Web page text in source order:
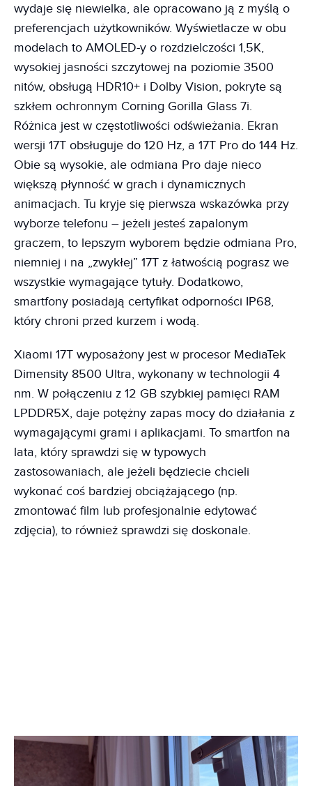
wydaje się niewielka, ale opracowano ją z myślą o
preferencjach użytkowników. Wyświetlacze w obu
modelach to AMOLED-y o rozdzielczości 1,5K,
wysokiej jasności szczytowej na poziomie 3500
nitów, obsługą HDR10+ i Dolby Vision, pokryte są
szkłem ochronnym Corning Gorilla Glass 7i.
Różnica jest w częstotliwości odświeżania. Ekran
wersji 17T obsługuje do 120 Hz, a 17T Pro do 144 Hz.
Obie są wysokie, ale odmiana Pro daje nieco
większą płynność w grach i dynamicznych
animacjach. Tu kryje się pierwsza wskazówka przy
wyborze telefonu – jeżeli jesteś zapalonym
graczem, to lepszym wyborem będzie odmiana Pro,
niemniej i na „zwykłej” 17T z łatwością pograsz we
wszystkie wymagające tytuły. Dodatkowo,
smartfony posiadają certyfikat odporności IP68,
który chroni przed kurzem i wodą.
Xiaomi 17T wyposażony jest w procesor MediaTek
Dimensity 8500 Ultra, wykonany w technologii 4
nm. W połączeniu z 12 GB szybkiej pamięci RAM
LPDDR5X, daje potężny zapas mocy do działania z
wymagającymi grami i aplikacjami. To smartfon na
lata, który sprawdzi się w typowych
zastosowaniach, ale jeżeli będziecie chcieli
wykonać coś bardziej obciążającego (np.
zmontować film lub profesjonalnie edytować
zdjęcia), to również sprawdzi się doskonale.